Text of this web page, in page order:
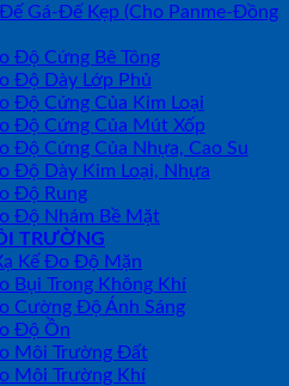
Gá-Đế Kẹp (Cho Panme-Đồng
Độ Cứng Bê Tông
Độ Dày Lớp Phủ
Độ Cứng Của Kim Loại
Độ Cứng Của Mút Xốp
Độ Cứng Của Nhựa, Cao Su
Độ Dày Kim Loại, Nhựa
Độ Rung
Độ Nhám Bề Mặt
TRƯỜNG
Kế Đo Độ Mặn
Bụi Trong Không Khí
Cường Độ Ánh Sáng
Độ Ồn
Môi Trường Đất
Môi Trường Khí